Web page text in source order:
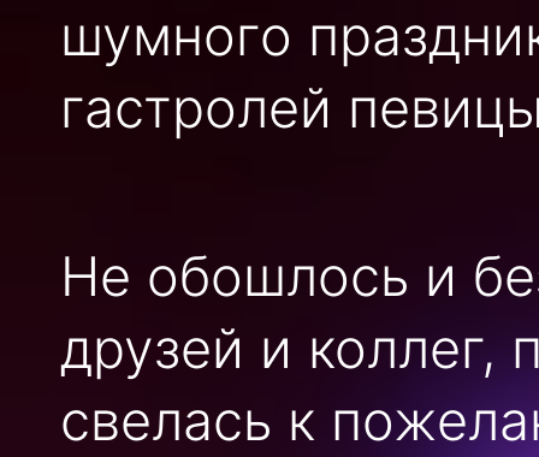
шумного
гастролей
Не обошлось и
друзей и коллег,
свелась к